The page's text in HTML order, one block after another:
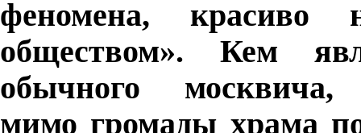
феномена, красиво
обществом». Кем
обычного москвича,
мимо громады храма